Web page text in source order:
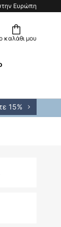
Ευρώπη
καλάθι μου
15%